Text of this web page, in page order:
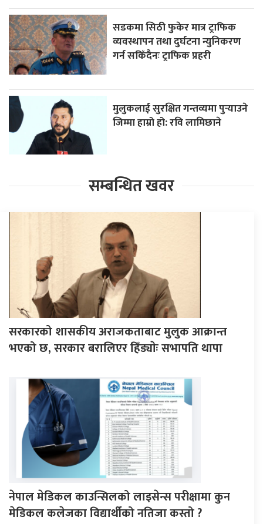
सडकमा सिठी फुकेर मात्र ट्राफिक
व्यवस्थापन तथा दुर्घटना न्युनिकरण
गर्न सकिँदैनः ट्राफिक प्रहरी
मुलुकलाई सुरक्षित गन्तव्यमा पुर्‍याउने
जिम्मा हाम्रो हो: रवि लामिछाने
सम्बन्धित खवर
सरकारको शासकीय अराजकताबाट मुलुक आक्रान्त
भएको छ, सरकार बरालिएर हिँड्याेः सभापति थापा
नेपाल मेडिकल काउन्सिलको लाइसेन्स परीक्षामा कुन
मेडिकल कलेजका विद्यार्थीको नतिजा कस्तो ?